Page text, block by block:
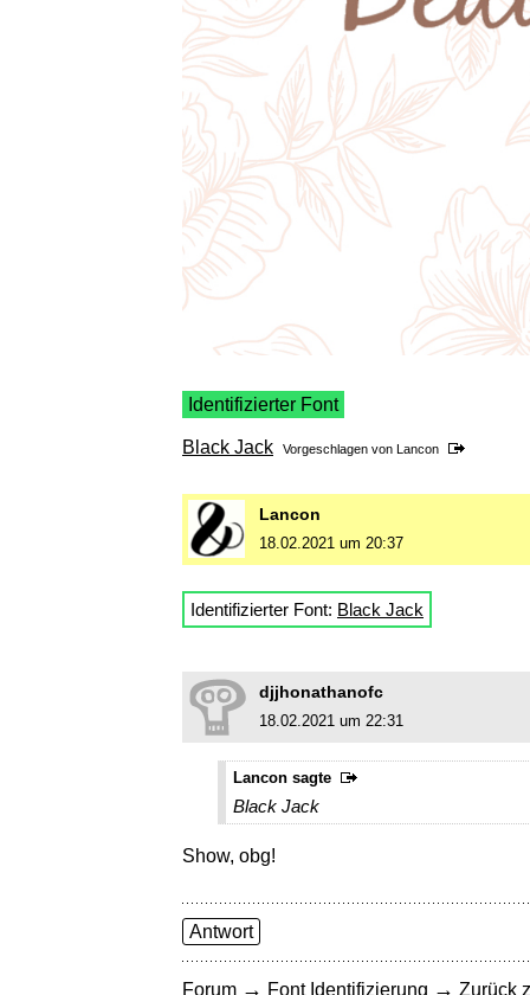
Identifizierter Font
Black Jack Vorgeschlagen von Lancon
Lancon
18.02.2021 um 20:37
Identifizierter Font: Black Jack
djjhonathanofc
18.02.2021 um 22:31
Lancon sagte
Black Jack
Show, obg!
Antwort
Forum → Font Identifizierung → Zurück